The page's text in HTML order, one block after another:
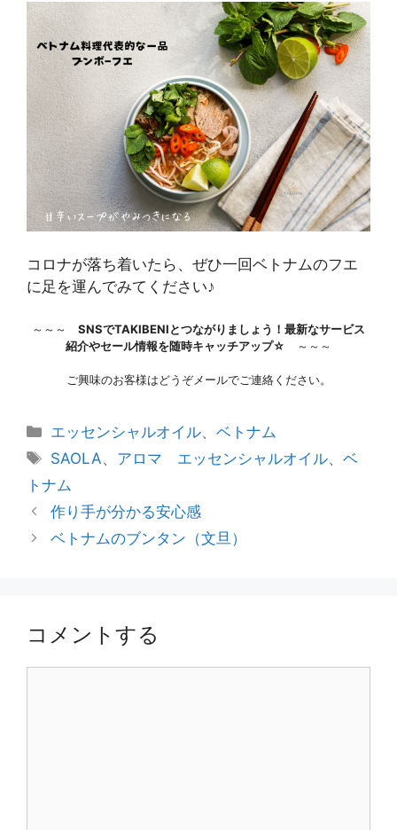
コロナが落ち着いたら、ぜひ一回ベトナムのフエ
に足を運んでみてください♪
～～～ SNSでTAKIBENIとつながりましょう！最新なサービス
紹介やセール情報を随時キャッチアップ☆
～～～
ご興味のお客様はどうぞメールでご連絡ください。
カ
テ
リ
ー
エッセンシャルオイル、ベトナム
タ
グ
SAOLA、 アロマ エッセンシャルオイル、ベ
トナム
投
稿
シ
ョ
作り手が分かる安心感
ベトナムのブンタン（文旦）
コメントする